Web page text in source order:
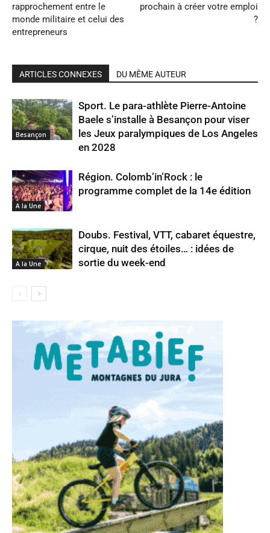
rapprochement entre le
monde militaire et celui des
entrepreneurs
prochain à créer votre emploi
?
ARTICLES CONNEXES DU MÊME AUTEUR
Besançon
Sport. Le para-athlète Pierre-Antoine
Baele s’installe à Besançon pour viser
les Jeux paralympiques de Los Angeles
en 2028
A la Une
Région. Colomb’in’Rock : le
programme complet de la 14e édition
A la Une
Doubs. Festival, VTT, cabaret équestre,
cirque, nuit des étoiles… : idées de
sortie du week-end